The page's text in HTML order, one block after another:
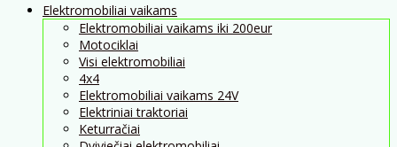
Elektromobiliai vaikams
Elektromobiliai vaikams iki 200eur
Motociklai
Visi elektromobiliai
4x4
Elektromobiliai vaikams 24V
Elektriniai traktoriai
Keturračiai